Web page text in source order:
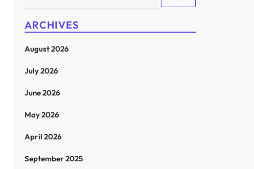
ARCHIVES
August 2026
July 2026
June 2026
May 2026
April 2026
September 2025